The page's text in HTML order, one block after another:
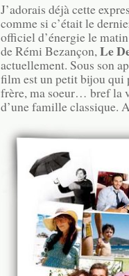
J’adorais déjà cette
comme si c’était le
officiel d’énergie le
de Rémi Bezançon,Le
actuellement. Sous son
film est un petit bijou qui
frère, ma soeur… bref la
d’une famille classique.